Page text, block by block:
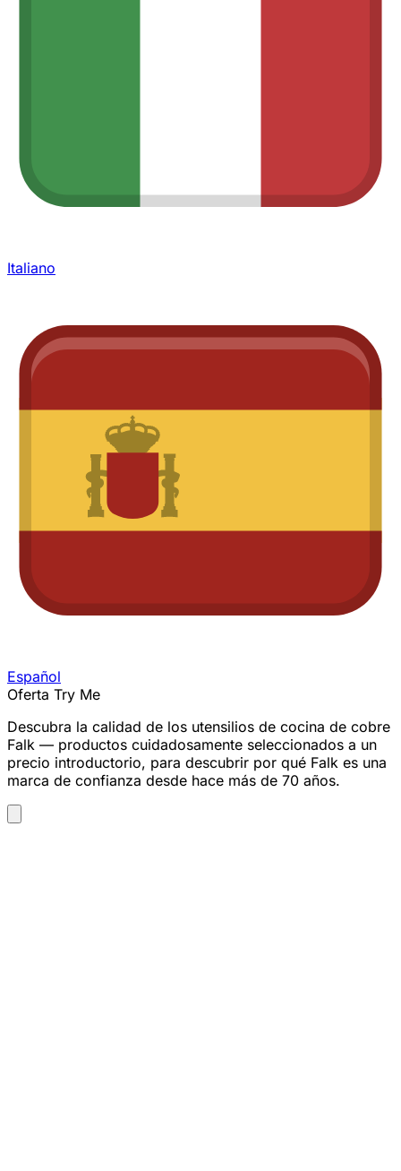
Italiano
Español
Oferta Try Me
Descubra la calidad de los utensilios de cocina de cobre
Falk — productos cuidadosamente seleccionados a un
precio introductorio, para descubrir por qué Falk es una
marca de confianza desde hace más de 70 años.